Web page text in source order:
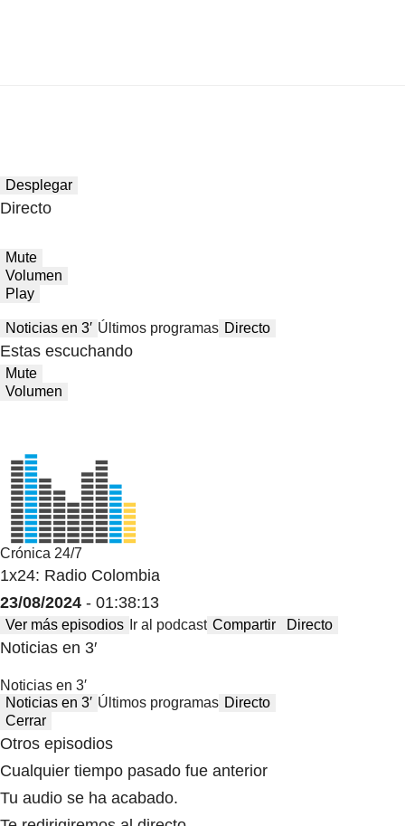
Desplegar
Directo
Mute
Volumen
Play
Noticias en 3′ Últimos programas Directo
Estas escuchando
Mute
Volumen
Crónica 24/7
1x24: Radio Colombia
23/08/2024 - 01:38:13
Ver más episodios Ir al podcast Compartir Directo
Noticias en 3′
Noticias en 3′
Noticias en 3′ Últimos programas Directo
Cerrar
Otros episodios
Cualquier tiempo pasado fue anterior
Tu audio se ha acabado.